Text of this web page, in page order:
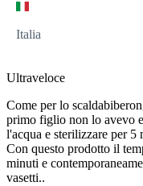
Italia
Ultraveloce
Come per lo
primo figlio non lo avevo
l'acqua e sterilizzare per
Con questo prodotto il
minuti e
vasetti..